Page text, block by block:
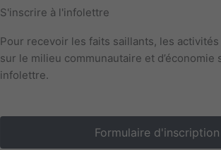
S'inscrire à l'infolettre
Pour recevoir les faits saillants, les
sur le milieu communautaire et
infolettre.
Formulaire